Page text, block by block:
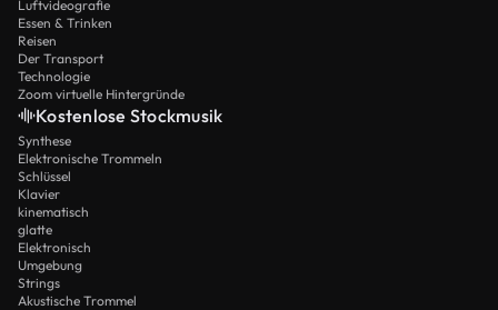
Luftvideografie
Essen & Trinken
Reisen
Der Transport
Technologie
Zoom virtuelle Hintergründe
Kostenlose Stockmusik
Synthese
Elektronische Trommeln
Schlüssel
Klavier
kinematisch
glatte
Elektronisch
Umgebung
Strings
Akustische Trommel